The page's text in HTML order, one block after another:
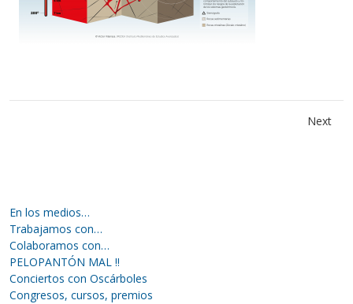
Next
En los medios…
Trabajamos con…
Colaboramos con…
PELOPANTÓN MAL !!
Conciertos con Oscárboles
Congresos, cursos, premios